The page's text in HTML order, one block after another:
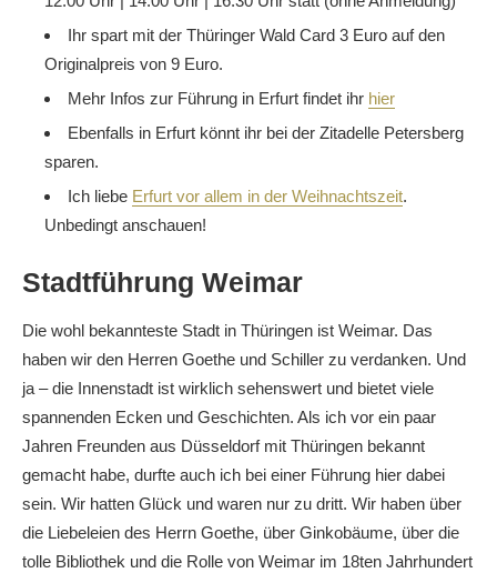
Ihr spart mit der Thüringer Wald Card 3 Euro auf den
Originalpreis von 9 Euro.
Mehr Infos zur Führung in Erfurt findet ihr hier
Ebenfalls in Erfurt könnt ihr bei der Zitadelle Petersberg
sparen.
Ich liebe Erfurt vor allem in der Weihnachtszeit.
Unbedingt anschauen!
Stadtführung Weimar
Die wohl bekannteste Stadt in Thüringen ist Weimar. Das
haben wir den Herren Goethe und Schiller zu verdanken. Und
ja – die Innenstadt ist wirklich sehenswert und bietet viele
spannenden Ecken und Geschichten. Als ich vor ein paar
Jahren Freunden aus Düsseldorf mit Thüringen bekannt
gemacht habe, durfte auch ich bei einer Führung hier dabei
sein. Wir hatten Glück und waren nur zu dritt. Wir haben über
die Liebeleien des Herrn Goethe, über Ginkobäume, über die
tolle Bibliothek und die Rolle von Weimar im 18ten Jahrhundert